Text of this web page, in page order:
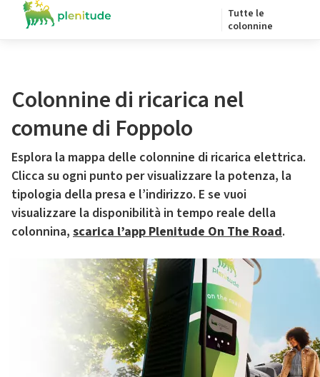
Tutte le
colonnine
Colonnine di ricarica nel
comune di Foppolo
Esplora la mappa delle colonnine di ricarica elettrica.
Clicca su ogni punto per visualizzare la potenza, la
tipologia della presa e l’indirizzo. E se vuoi
visualizzare la disponibilità in tempo reale della
colonnina, scarica l’app Plenitude On The Road.